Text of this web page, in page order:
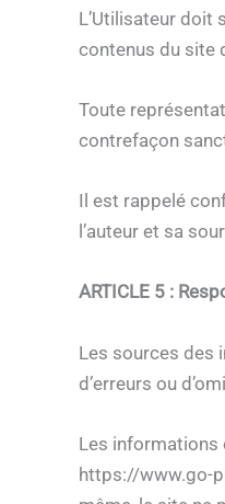
L’Utilisateur doit
contenus du site
Toute
contrefaçon
Il est rappelé
l’auteur et sa
ARTICLE 5 :
Les sources des
d’erreurs ou
Les informations
https://www.go-